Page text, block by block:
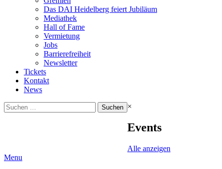
Das DAI Heidelberg feiert Jubiläum
Mediathek
Hall of Fame
Vermietung
Jobs
Barrierefreiheit
Newsletter
Tickets
Kontakt
News
Suchen
nach:
×
Events
Alle anzeigen
Menu